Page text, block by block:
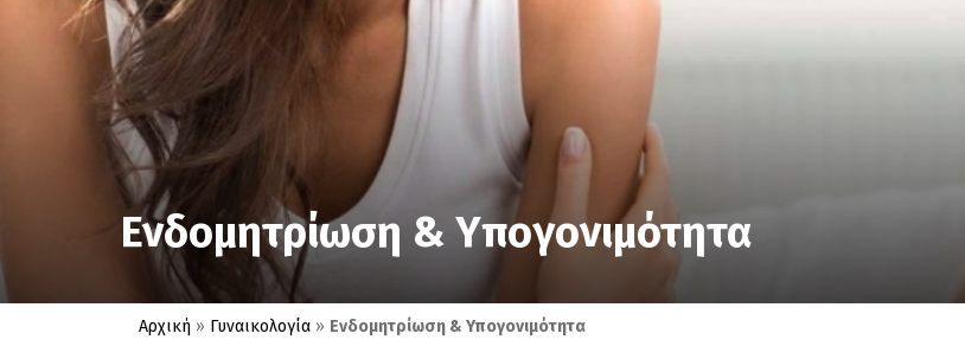
Ενδομητρίωση & Υπογονιμότητα
Αρχική » Γυναικολογία » Ενδομητρίωση & Υπογονιμότητα